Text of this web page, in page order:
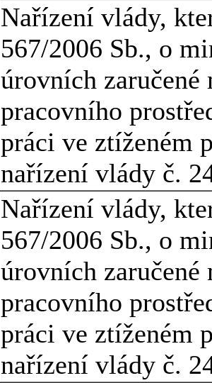
Nařízení vlády,
567/2006 Sb., o
úrovních zaručené
pracovního
práci ve ztíženém
nařízení vlády č.
Nařízení vlády,
567/2006 Sb., o
úrovních zaručené
pracovního
práci ve ztíženém
nařízení vlády č.